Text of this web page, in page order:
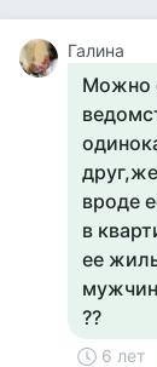
Галина
Можно
вроде
в
ее
??
6 лет